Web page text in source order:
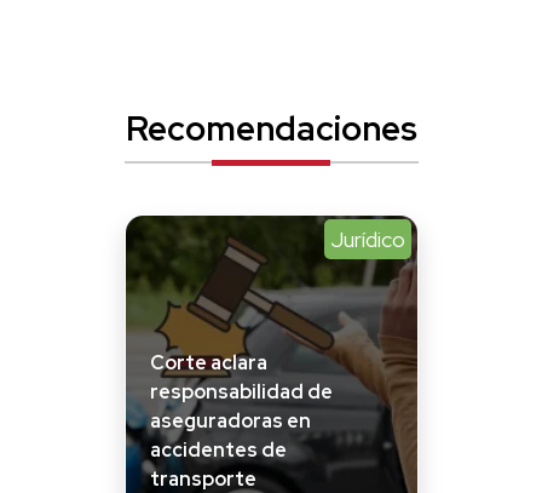
Recomendaciones
Jurídico
Corte aclara
responsabilidad de
aseguradoras en
accidentes de
transporte